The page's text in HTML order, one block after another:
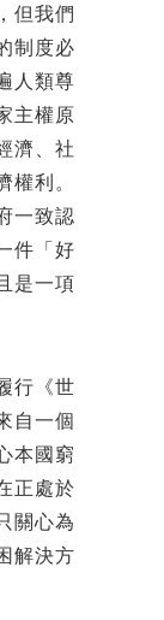
但我們
制度必
人類尊
主權原
濟、社
權利。
一致認
件「好
是一項
行《世
自一個
本國窮
正處於
關心為
解決方